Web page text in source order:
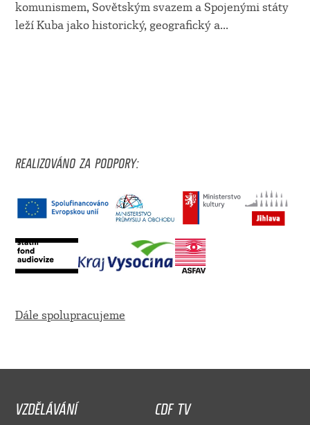
komunismem, Sovětským svazem a Spojenými státy
leží Kuba jako historický, geografický a...
REALIZOVÁNO ZA PODPORY:
Dále spolupracujeme
VZDĚLÁVÁNÍ
CDF TV